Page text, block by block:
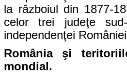
la războiul din 1877-
celor trei judeţe sud-
independenţei
România şi
mondial.